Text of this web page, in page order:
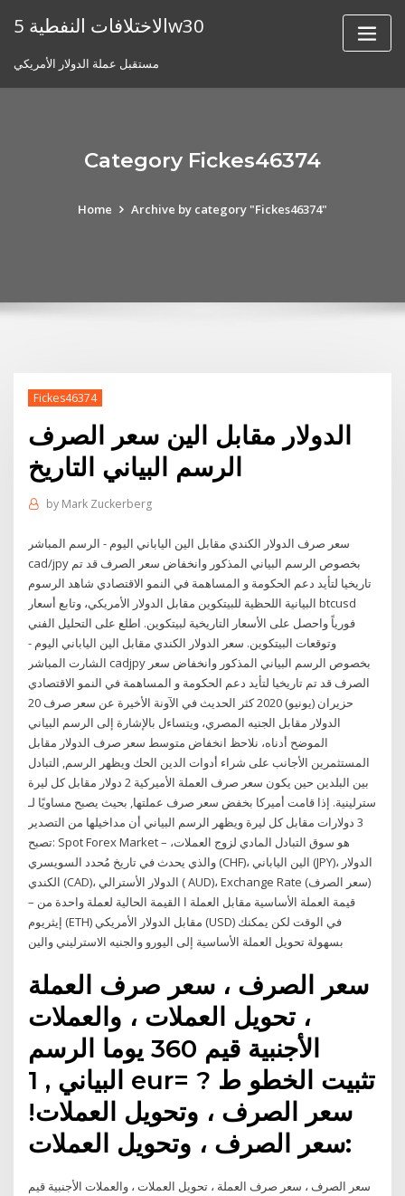
الاختلافات النفطية 5w30
مستقبل عملة الدولار الأمريكي
Category Fickes46374
Home Archive by category "Fickes46374"
Fickes46374
الدولار مقابل الين سعر الصرف
الرسم البياني التاريخ
by Mark Zuckerberg
سعر صرف الدولار الكندي مقابل الين الياباني اليوم - الرسم المباشر
cad/jpy بخصوص الرسم البياني المذكور وانخفاض سعر الصرف قد تم
تاريخيا لتأيد دعم الحكومة و المساهمة في النمو الاقتصادي شاهد الرسوم
البيانية اللحظية للبيتكوين مقابل الدولار الأمريكي، وتابع أسعار btcusd
فورياً واحصل على الأسعار التاريخية لبيتكوين. اطلع على التحليل الفني
وتوقعات البيتكوين. سعر الدولار الكندي مقابل الين الياباني اليوم -
الشارت المباشر cadjpy بخصوص الرسم البياني المذكور وانخفاض سعر
الصرف قد تم تاريخيا لتأيد دعم الحكومة و المساهمة في النمو الاقتصادي
20 حزيران (يونيو) 2020 كثر الحديث في الآونة الأخيرة عن سعر صرف
الدولار مقابل الجنيه المصري، ويتساءل بالإشارة إلى الرسم البياني
الموضح أدناه، نلاحظ انخفاض متوسط سعر صرف الدولار مقابل
المستثمرين الأجانب على شراء أدوات الدين الحك ويظهر الرسم, التبادل
بين البلدين حين يكون سعر صرف العملة الأميركية 2 دولار مقابل كل ليرة
سترلينية. إذا قامت أميركا بخفض سعر صرف عملتها, بحيث يصبح مساويًا لـ
3 دولارات مقابل كل ليرة ويظهر الرسم البياني أن مداخيلها من التصدير
تصبح: Spot Forex Market – هو سوق التبادل المادي لزوج العملات،
والذي يحدث في تاريخ مُحدد السويسري (CHF)، الين الياباني (JPY)، الدولار
الكندي (CAD)، الدولار الأسترالي ( AUD)، Exchange Rate (سعر الصرف)
– قيمة العملة الأساسية مقابل العملة ا القيمة الحالية لعملة واحدة من
إيثريوم (ETH) مقابل الدولار الأمريكي (USD) في الوقت لكن يمكنك
سعر الصرف ، سعر صرف العملة
، تحويل العملات ، والعملات
الأجنبية قيم 360 يوما الرسم
البياني , 1 eur= ? تثبيت الخطو ط
سعر الصرف ، وتحويل العملات!
سعر الصرف ، وتحويل العملات:
سعر الصرف ، سعر صرف العملة ، تحويل العملات ، والعملات الأجنبية قيم